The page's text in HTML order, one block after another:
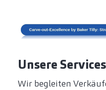
Unsere Services
Wir begleiten